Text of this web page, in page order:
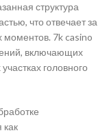
структура
что отвечает за
моментов. 7k casino
включающих
головного
как